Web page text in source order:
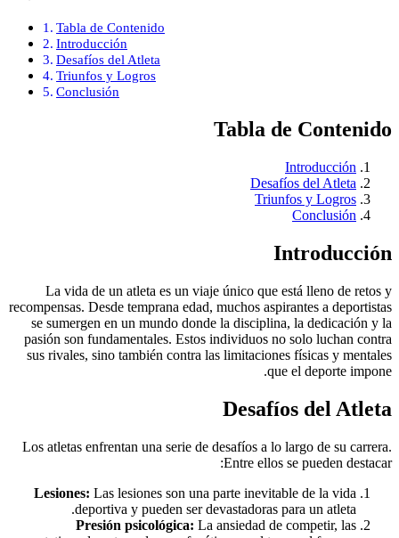
Tabla de Contenido
Introducción
Desafíos del Atleta
Triunfos y Logros
Conclusión
Tabla de Contenido
Introducción
Desafíos del Atleta
Triunfos y Logros
Conclusión
Introducción
La vida de un atleta es un viaje único que está lleno de retos y
recompensas. Desde temprana edad, muchos aspirantes a deportistas
se sumergen en un mundo donde la disciplina, la dedicación y la
pasión son fundamentales. Estos individuos no solo luchan contra
sus rivales, sino también contra las limitaciones físicas y mentales
que el deporte impone.
Desafíos del Atleta
Los atletas enfrentan una serie de desafíos a lo largo de su carrera.
Entre ellos se pueden destacar:
Lesiones: Las lesiones son una parte inevitable de la vida
deportiva y pueden ser devastadoras para un atleta.
Presión psicológica: La ansiedad de competir, las